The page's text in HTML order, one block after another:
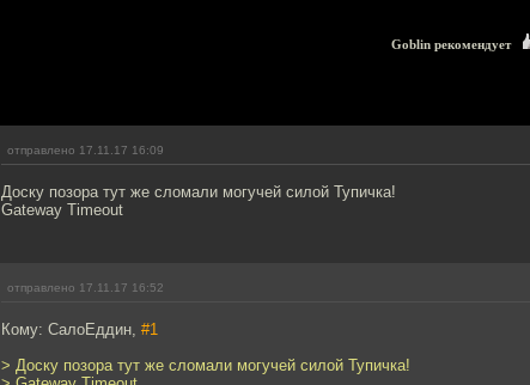
Goblin рекомендует
отправлено 17.11.17 16:09
Доску позора тут же сломали могучей силой Тупичка!
Gateway Timeout
отправлено 17.11.17 16:52
Кому: СалоЕддин, #1
> Доску позора тут же сломали могучей силой Тупичка!